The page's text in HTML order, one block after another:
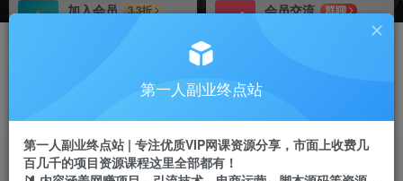
加入会员
3.3折
会员交流
群聊
推广返佣高达70%第一人副业终点站
第一人副业终点站 | 专注优质VIP网课资源分享，市面上收费几
百几千的项目资源课程这里全部都有！